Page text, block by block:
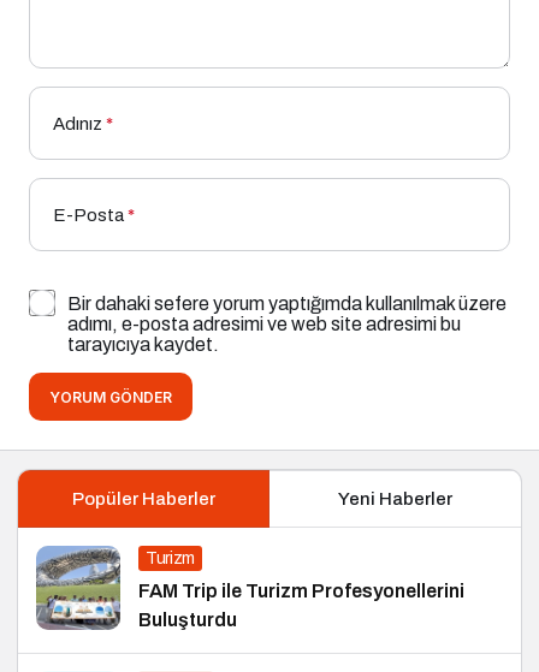
Adınız *
E-Posta*
Bir dahaki sefere yorum yaptığımda kullanılmak üzere
adımı, e-posta adresimi ve web site adresimi bu
tarayıcıya kaydet.
YORUM GÖNDER
Popüler Haberler Yeni Haberler
Turizm
FAM Trip ile Turizm Profesyonellerini
Buluşturdu